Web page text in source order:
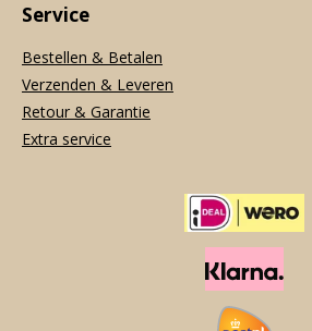
Service
Bestellen & Betalen
Verzenden & Leveren
Retour & Garantie
Extra service